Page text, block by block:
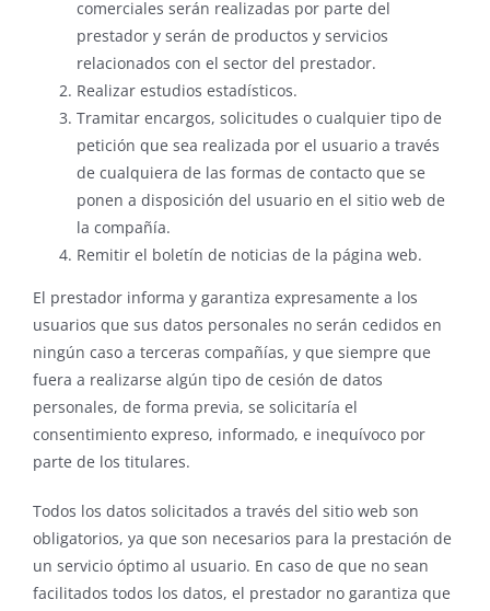
comerciales serán realizadas por parte del
prestador y serán de productos y servicios
relacionados con el sector del prestador.
Realizar estudios estadísticos.
Tramitar encargos, solicitudes o cualquier tipo de
petición que sea realizada por el usuario a través
de cualquiera de las formas de contacto que se
ponen a disposición del usuario en el sitio web de
la compañía.
Remitir el boletín de noticias de la página web.
El prestador informa y garantiza expresamente a los
usuarios que sus datos personales no serán cedidos en
ningún caso a terceras compañías, y que siempre que
fuera a realizarse algún tipo de cesión de datos
personales, de forma previa, se solicitaría el
consentimiento expreso, informado, e inequívoco por
parte de los titulares.
Todos los datos solicitados a través del sitio web son
obligatorios, ya que son necesarios para la prestación de
un servicio óptimo al usuario. En caso de que no sean
facilitados todos los datos, el prestador no garantiza que